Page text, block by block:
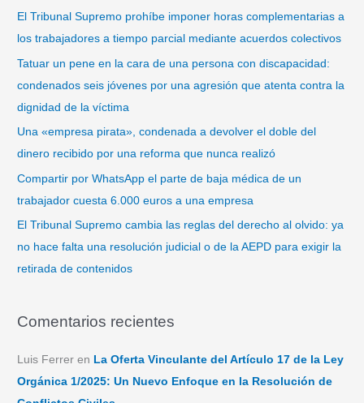
El Tribunal Supremo prohíbe imponer horas complementarias a
los trabajadores a tiempo parcial mediante acuerdos colectivos
Tatuar un pene en la cara de una persona con discapacidad:
condenados seis jóvenes por una agresión que atenta contra la
dignidad de la víctima
Una «empresa pirata», condenada a devolver el doble del
dinero recibido por una reforma que nunca realizó
Compartir por WhatsApp el parte de baja médica de un
trabajador cuesta 6.000 euros a una empresa
El Tribunal Supremo cambia las reglas del derecho al olvido: ya
no hace falta una resolución judicial o de la AEPD para exigir la
retirada de contenidos
Comentarios recientes
Luis Ferrer en La Oferta Vinculante del Artículo 17 de la Ley
Orgánica 1/2025: Un Nuevo Enfoque en la Resolución de